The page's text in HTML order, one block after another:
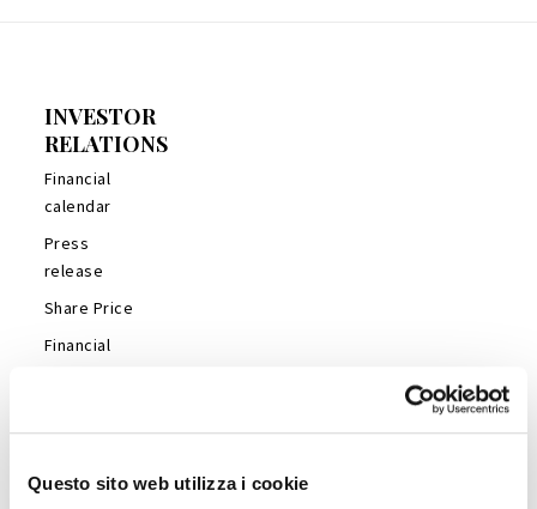
Questo sito web utilizza i cookie
INVESTOR
RELATIONS
Financial
calendar
Press
release
Share Price
Financial
Presentations
Analyst’s